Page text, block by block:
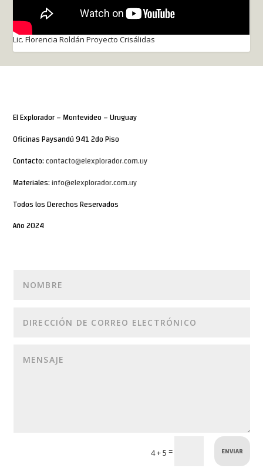
Lic. Florencia Roldán Proyecto Crisálidas
El Explorador – Montevideo – Uruguay
Oficinas Paysandú 941 2do Piso
Contacto:contacto@elexplorador.com.uy
Materiales:info@elexplorador.com.uy
Todos los Derechos Reservados
Año 2024
4 + 5 = ENVIAR